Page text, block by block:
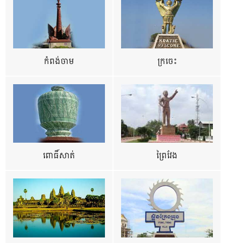
កំពង់ចាម ក្រចេះ
ពោធិ៍សាត់ ព្រៃវែង